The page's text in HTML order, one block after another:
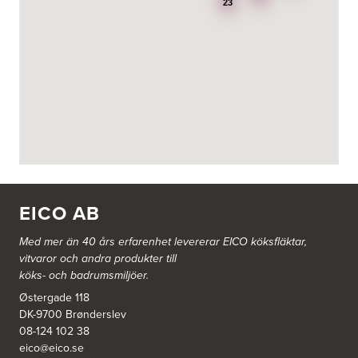
431 53 Mölndal
Tel.:31864380
Ballingslöv Arninge
Hantverkarvägen 14
187 66 Täby
Tel.:0046-86300150
http://www.ballingslov.se
23
EICO AB
Med mer än 40 års erfarenhet levererar EICO köksfläktar,
vitvaror och andra produkter till
köks- och badrumsmiljöer.
Østergade 118
DK-9700 Brønderslev
08-124 102 38
eico@eico.se